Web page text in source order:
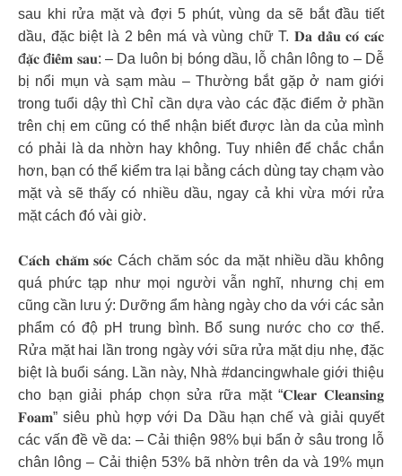
sau khi rửa mặt và đợi 5 phút, vùng da sẽ bắt đầu tiết
dầu, đặc biệt là 2 bên má và vùng chữ T. 𝐃𝐚 𝐝𝐚̂̀𝐮 𝐜𝐨́ 𝐜𝐚́𝐜
đ𝐚̣̆𝐜 đ𝐢𝐞̂̉𝐦 𝐬𝐚𝐮: – Da luôn bị bóng dầu, lỗ chân lông to – Dễ
bị nổi mụn và sạm màu – Thường bắt gặp ở nam giới
trong tuổi dậy thì Chỉ cần dựa vào các đặc điểm ở phần
trên chị em cũng có thể nhận biết được làn da của mình
có phải là da nhờn hay không. Tuy nhiên để chắc chắn
hơn, bạn có thể kiểm tra lại bằng cách dùng tay chạm vào
mặt và sẽ thấy có nhiều dầu, ngay cả khi vừa mới rửa
mặt cách đó vài giờ.
𝐂𝐚́𝐜𝐡 𝐜𝐡𝐚̆𝐦 𝐬𝐨́𝐜 Cách chăm sóc da mặt nhiều dầu không
quá phức tạp như mọi người vẫn nghĩ, nhưng chị em
cũng cần lưu ý: Dưỡng ẩm hàng ngày cho da với các sản
phẩm có độ pH trung bình. Bổ sung nước cho cơ thể.
Rửa mặt hai lần trong ngày với sữa rửa mặt dịu nhẹ, đặc
biệt là buổi sáng. Lần này, Nhà #dancingwhale giới thiệu
cho bạn giải pháp chọn sửa rữa mặt “𝐂𝐥𝐞𝐚𝐫 𝐂𝐥𝐞𝐚𝐧𝐬𝐢𝐧𝐠
𝐅𝐨𝐚𝐦” siêu phù hợp với Da Dầu hạn chế và giải quyết
các vấn đề về da: – Cải thiện 98% bụi bẩn ở sâu trong lỗ
chân lông – Cải thiện 53% bã nhờn trên da và 19% mụn